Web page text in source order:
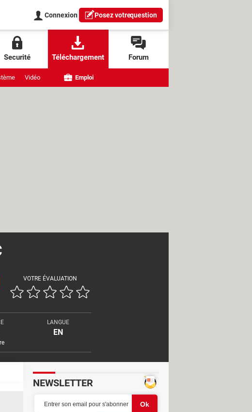
Connexion Posez votrequestion
Securité Téléchargement Forum
Vidéo Emploi
VOTRE ÉVALUATION
LANGUE
EN
NEWSLETTER